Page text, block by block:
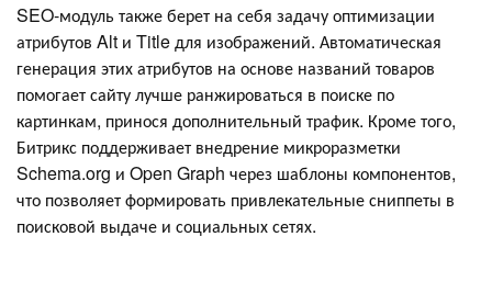
SEO-модуль также берет на себя задачу оптимизации
атрибутов Alt и Title для изображений. Автоматическая
генерация этих атрибутов на основе названий товаров
помогает сайту лучше ранжироваться в поиске по
картинкам, принося дополнительный трафик. Кроме того,
Битрикс поддерживает внедрение микроразметки
Schema.org и Open Graph через шаблоны компонентов,
что позволяет формировать привлекательные сниппеты в
поисковой выдаче и социальных сетях.